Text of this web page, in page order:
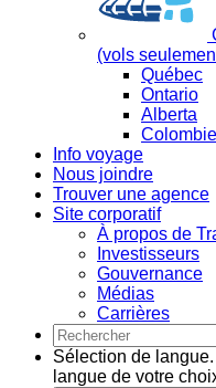
(vols
Québec
Ontario
Alberta
Info voyage
Nous joindre
Trouver une agence
Site corporatif
À propos de
Investisseurs
Gouvernance
Médias
Carrières
Sélection de
langue de votre